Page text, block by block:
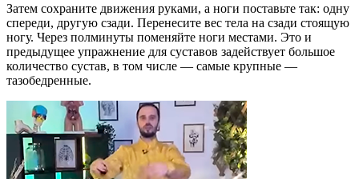
Затем сохраните движения руками, а ноги поставьте так: одну
спереди, другую сзади. Перенесите вес тела на сзади стоящую
ногу. Через полминуты поменяйте ноги местами. Это и
предыдущее упражнение для суставов задействует большое
количество сустав, в том числе — самые крупные —
тазобедренные.